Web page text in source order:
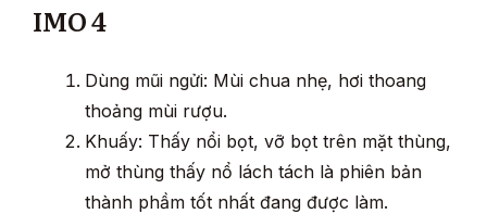
IMO 4
Dùng mũi ngửi: Mùi chua nhẹ, hơi thoang
thoảng mùi rượu.
Khuấy: Thấy nổi bọt, vỡ bọt trên mặt thùng,
mở thùng thấy nổ lách tách là phiên bản
thành phầm tốt nhất đang được làm.